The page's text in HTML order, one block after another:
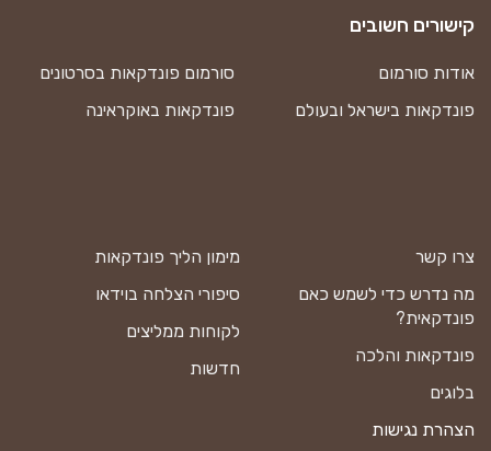
צרו קשר
מה נדרש כדי לשמש כאם
פונדקאית?
פונדקאות והלכה
בלוגים
הצהרת נגישות
מימון הליך פונדקאות
סיפורי הצלחה בוידאו
לקוחות ממליצים
חדשות
קישורים חשובים
אודות סורמום
סורמום פונדקאות בסרטונים
פונדקאות בישראל ובעולם
פונדקאות באוקראינה